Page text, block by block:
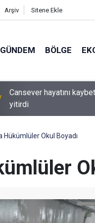
Arşiv Sitene Ekle
GÜNDEM BÖLGE
Kırmızı ışıkta geçen
Hükümlüler Okul Boyadı